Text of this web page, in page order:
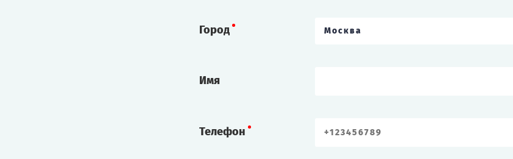
Город Москва
Имя
Телефон